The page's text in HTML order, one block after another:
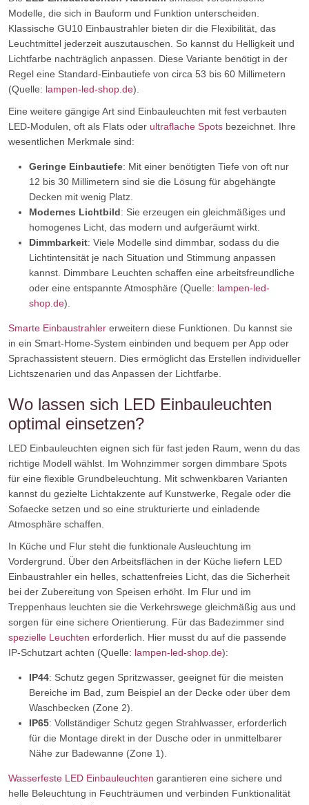
Modelle, die sich in Bauform und Funktion unterscheiden.
Klassische GU10 Einbaustrahler bieten dir die Flexibilität, das
Leuchtmittel jederzeit auszutauschen. So kannst du Helligkeit und
Lichtfarbe nachträglich anpassen. Diese Variante benötigt in der
Regel eine Standard-Einbautiefe von circa 53 bis 60 Millimetern
(Quelle: lampen-led-shop.de).
Eine weitere gängige Art sind Einbauleuchten mit fest verbauten
LED-Modulen, oft als Flats oder ultraflache Spots bezeichnet. Ihre
wesentlichen Merkmale sind:
Geringe Einbautiefe: Mit einer benötigten Tiefe von oft nur
12 bis 30 Millimetern sind sie die Lösung für abgehängte
Decken mit wenig Platz.
Modernes Lichtbild: Sie erzeugen ein gleichmäßiges und
homogenes Licht, das modern und aufgeräumt wirkt.
Dimmbarkeit: Viele Modelle sind dimmbar, sodass du die
Lichtintensität je nach Situation und Stimmung anpassen
kannst. Dimmbare Leuchten schaffen eine arbeitsfreundliche
oder eine entspannte Atmosphäre (Quelle: lampen-led-
shop.de).
Smarte Einbaustrahler erweitern diese Funktionen. Du kannst sie
in ein Smart-Home-System einbinden und bequem per App oder
Sprachassistent steuern. Dies ermöglicht das Erstellen individueller
Lichtszenarien und das Anpassen der Lichtfarbe.
Wo lassen sich LED Einbauleuchten
optimal einsetzen?
LED Einbauleuchten eignen sich für fast jeden Raum, wenn du das
richtige Modell wählst. Im Wohnzimmer sorgen dimmbare Spots
für eine flexible Grundbeleuchtung. Mit schwenkbaren Varianten
kannst du gezielte Lichtakzente auf Kunstwerke, Regale oder die
Sofaecke setzen und so eine strukturierte und einladende
Atmosphäre schaffen.
In Küche und Flur steht die funktionale Ausleuchtung im
Vordergrund. Über den Arbeitsflächen in der Küche liefern LED
Einbaustrahler ein helles, schattenfreies Licht, das die Sicherheit
bei der Zubereitung von Speisen erhöht. Im Flur und im
Treppenhaus leuchten sie die Verkehrswege gleichmäßig aus und
sorgen für eine sichere Orientierung. Für das Badezimmer sind
spezielle Leuchten erforderlich. Hier musst du auf die passende
IP-Schutzart achten (Quelle: lampen-led-shop.de):
IP44: Schutz gegen Spritzwasser, geeignet für die meisten
Bereiche im Bad, zum Beispiel an der Decke oder über dem
Waschbecken (Zone 2).
IP65: Vollständiger Schutz gegen Strahlwasser, erforderlich
für die Montage direkt in der Dusche oder in unmittelbarer
Nähe zur Badewanne (Zone 1).
Wasserfeste LED Einbauleuchten garantieren eine sichere und
helle Beleuchtung in Feuchträumen und verbinden Funktionalität